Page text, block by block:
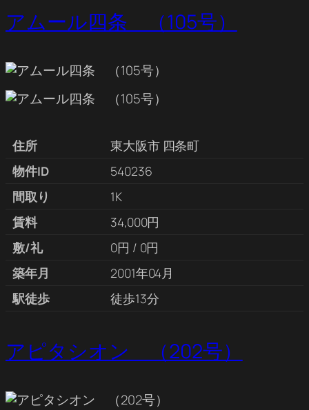
アムール四条 （105号）
住所
東大阪市 四条町
物件ID
540236
間取り
1K
賃料
34,000円
敷/礼
0円 / 0円
築年月
2001年04月
駅徒歩
徒歩13分
アピタシオン （202号）